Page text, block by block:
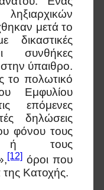
μετά το
συνθήκες
ύπαιθρο.
το πολωτικό
Εμφυλίου
επόμενες
δηλώσεις
φόνου τους
ή τους
[12] όροι που
της Κατοχής.